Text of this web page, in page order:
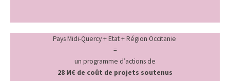
Pays Midi-Quercy + Etat + Région Occitanie
=
un programme d’actions de
28 M€ de coût de projets soutenus